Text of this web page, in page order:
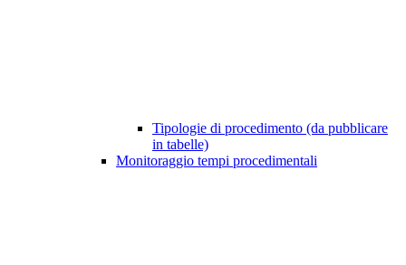
Tipologie di procedimento (da pubblicare
in tabelle)
Monitoraggio tempi procedimentali